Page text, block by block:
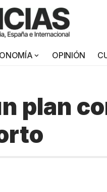
OPINIÓN
plan